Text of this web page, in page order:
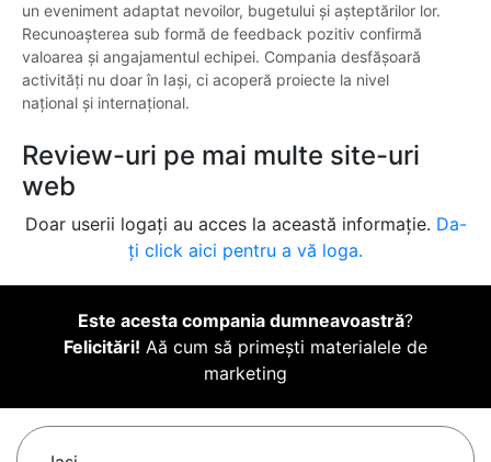
un eveniment adaptat nevoilor, bugetului și așteptărilor lor.
Recunoașterea sub formă de feedback pozitiv confirmă
valoarea și angajamentul echipei. Compania desfășoară
activități nu doar în Iași, ci acoperă proiecte la nivel
național și internațional.
Review-uri pe mai multe site-uri
web
Doar userii logați au acces la această informație. Da-
ți click aici pentru a vă loga.
Este acesta compania dumneavoastră?
Felicitări! Aă cum să primești materialele de
marketing